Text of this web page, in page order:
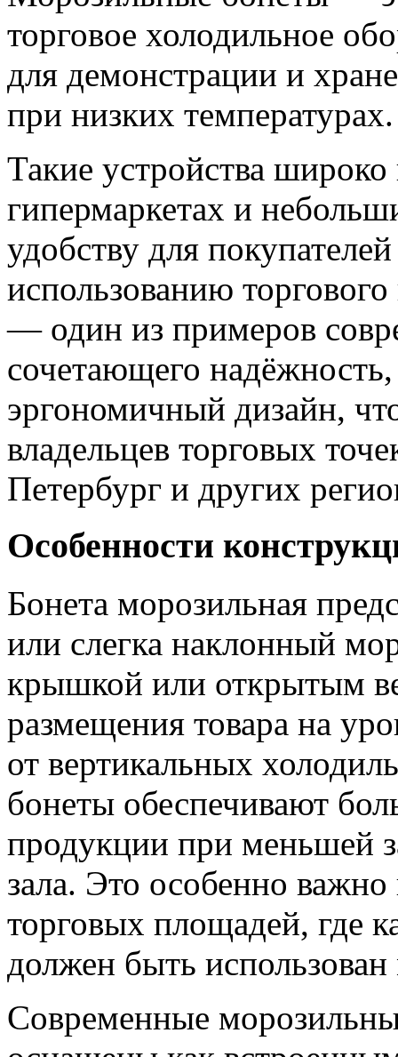
торговое холодильное
для демонстрации и
при низких температурах.
Такие устройства
гипермаркетах и
удобству для
использованию
— один из примеров
сочетающего
эргономичный дизайн,
владельцев торговых
Петербург и других
Особенности
Бонета морозильная
или слегка наклонный
крышкой или открытым
размещения товара на
от вертикальных
бонеты обеспечивают
продукции при меньшей
зала. Это особенно
торговых площадей, где
должен быть
Современные